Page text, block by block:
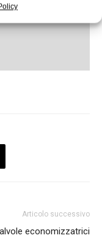
Articolo successivo
economizzatrici